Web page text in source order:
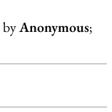
byAnonymous;